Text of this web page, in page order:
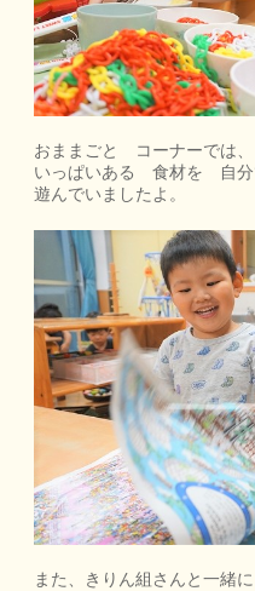
おままごと コーナーでは、
いっぱいある 食材を 自
遊んでいましたよ。
また、きりん組さんと一緒に